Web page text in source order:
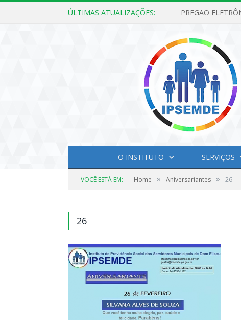
ÚLTIMAS ATUALIZAÇÕES:
O INSTITUTO SERVIÇOS
VOCÊ ESTÁ EM: Home » Aniversariantes » 26
26